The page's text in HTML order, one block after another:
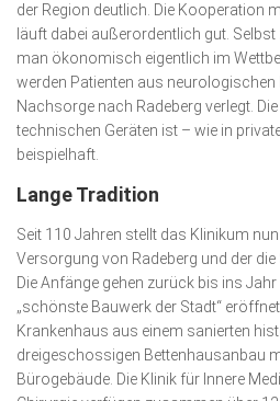
der Region deutlich. Die Koope­ration
läuft dabei außerordentlich gut.
man ökonomisch eigentlich im
werden Patien­ten aus neurologischen
Nachsorge nach Rade­berg verlegt.
technischen Geräten ist ­– wie in
beispielhaft.
Lange Tradition
Seit 110 Jahren stellt das Klinikum
Versorgung von Radeberg und der die
Die Anfänge gehen zurück bis ins
„schönste Bauwerk der Stadt“
Krankenhaus aus einem sanierten
dreigeschossigen Bettenhaus­anbau
Bürogebäude. Die Klinik für Innere